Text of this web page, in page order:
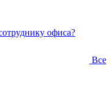
офиса?
Все